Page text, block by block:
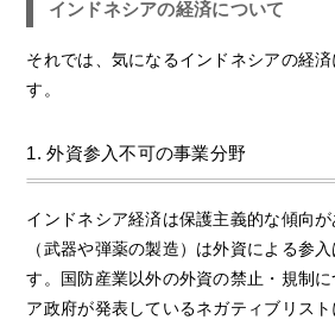
インドネシアの経済について
それでは、気になるインドネシアの経
す。
1. 外資参入不可の事業分野
インドネシア経済は保護主義的な傾向
（武器や弾薬の製造）は外資による参
す。国防産業以外の外資の禁止・規制
ア政府が発表しているネガティブリス